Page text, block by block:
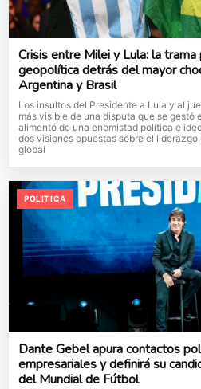
Crisis entre Milei y Lula: la
geopolítica detrás del mayor
Argentina y Brasil
Los insultos del Presidente a Lula y al
más visible de una disputa que se gestó
alimentó de una enemistad política e
dos visiones opuestas sobre el
global
POLITICA
Dante Gebel apura contactos
empresariales y definirá su
del Mundial de Fútbol